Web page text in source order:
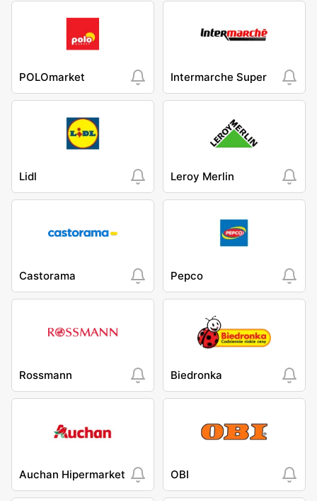
POLOmarket Intermarche Super
Lidl Leroy Merlin
Castorama Pepco
Rossmann Biedronka
Auchan Hipermarket OBI